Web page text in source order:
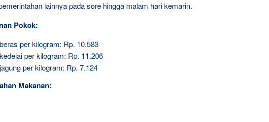
lainnya pada sore hingga malam hari kemarin.
Pokok:
per kilogram: Rp. 10.583
per kilogram: Rp. 11.206
per kilogram: Rp. 7.124
Makanan: